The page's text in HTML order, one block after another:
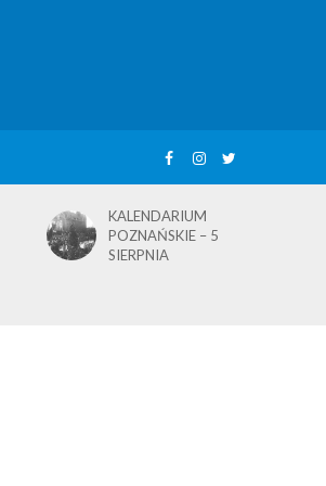
KALENDARIUM
POZNAŃSKIE – 4
SIERPNIA